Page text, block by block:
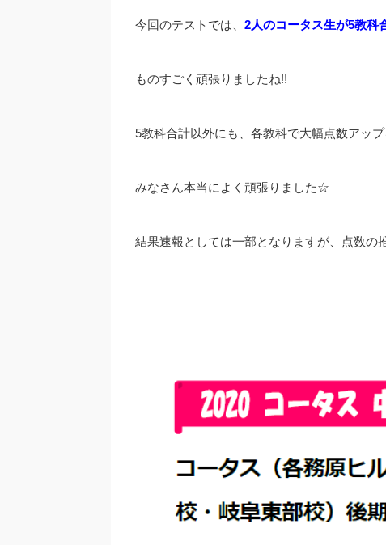
今回のテストでは、 2人のコータス生が5教科
ものすごく頑張りましたね!!
5教科合計以外にも、各教科で大幅点数アッ
みなさん本当によく頑張りました☆
結果速報としては一部となりますが、点数の